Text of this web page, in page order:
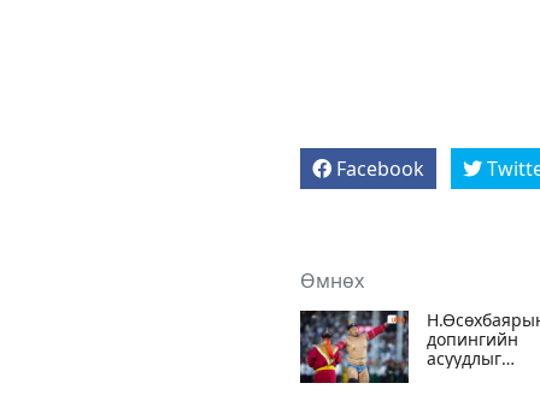
Facebook
Өмнөх
допингийн
асуудлыг